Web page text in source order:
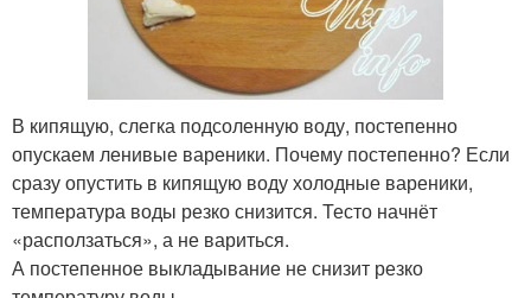
В кипящую, слегка подсоленную воду, постепенно
опускаем ленивые вареники. Почему постепенно? Если
сразу опустить в кипящую воду холодные вареники,
температура воды резко снизится. Тесто начнёт
«расползаться», а не вариться.
А постепенное выкладывание не снизит резко